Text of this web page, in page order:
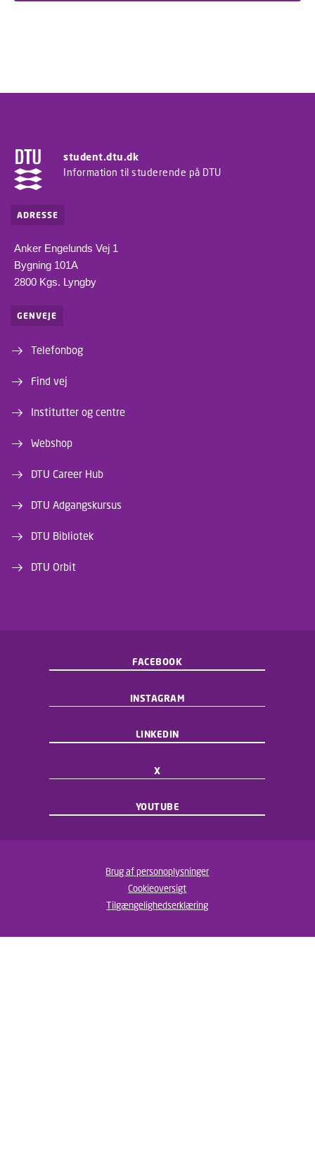
student.dtu.dk
Information til studerende på DTU
ADRESSE
Anker Engelunds Vej 1
Bygning 101A
2800 Kgs. Lyngby
GENVEJE
Telefonbog
Find vej
Institutter og centre
Webshop
DTU Career Hub
DTU Adgangskursus
DTU Bibliotek
DTU Orbit
FACEBOOK
INSTAGRAM
LINKEDIN
X
YOUTUBE
Brug af personoplysninger
Cookieoversigt
Tilgængelighedserklæring